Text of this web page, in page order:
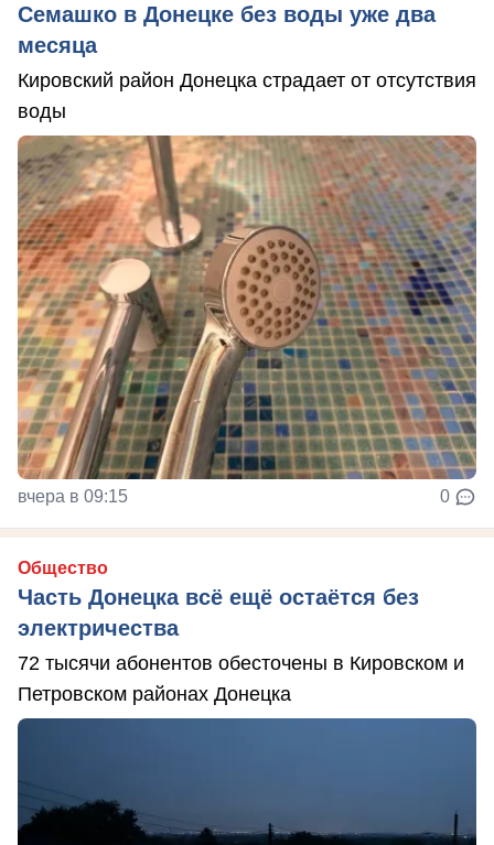
Семашко в Донецке без воды уже два
месяца
Кировский район Донецка страдает от отсутствия
воды
вчера в 09:15 0
Общество
Часть Донецка всё ещё остаётся без
электричества
72 тысячи абонентов обесточены в Кировском и
Петровском районах Донецка